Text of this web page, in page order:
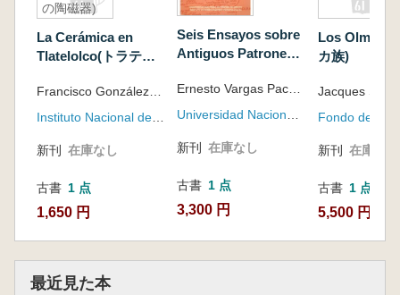
の陶磁器)
La Cerámica en
Tlatelolco(トラテロ
Francisco González Rul
Instituto Nacional de Antropología e Historia
新刊 在庫なし
古書 1 点
1,650 円
Seis Ensayos sobre
Antiguos Patrones
en el Área Maya(マ
ヤ地域の古代居住パ
エッセイ)
新刊 在庫なし
古書 1 点
3,300 円
Los
カ族)
Jacques
新刊 在庫なし
古書 1 点
5,500 円
最近見た本